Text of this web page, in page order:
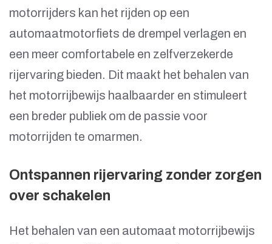
motorrijders kan het rijden op een
automaatmotorfiets de drempel verlagen en
een meer comfortabele en zelfverzekerde
rijervaring bieden. Dit maakt het behalen van
het motorrijbewijs haalbaarder en stimuleert
een breder publiek om de passie voor
motorrijden te omarmen.
Ontspannen rijervaring zonder zorgen
over schakelen
Het behalen van een automaat motorrijbewijs